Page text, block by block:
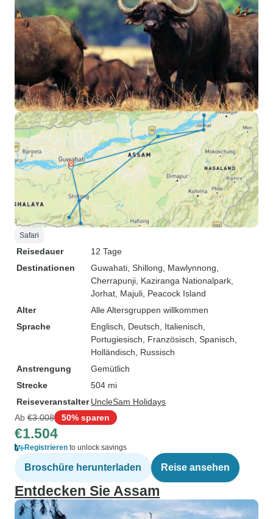
Safari
Reisedauer
12 Tage
Destinationen
Guwahati , Shillong , Mawlynnong
Cherrapunji , Kaziranga Nationalpark
Jorhat , Majuli , Peacock Island
Alter
Alle Altersgruppen willkommen
Sprache
Englisch, Deutsch, Italienisch,
Portugiesisch, Französisch, Spanisch,
Holländisch, Russisch
Anstrengung
Gemütlich
Strecke
504 mi
Reiseveranstalter UncleSam Holidays
Ab €3.008 50% sparen
€1.504
Registrieren to unlock savings
Broschüre herunterladen Reise ansehen
Entdecken Sie Assam